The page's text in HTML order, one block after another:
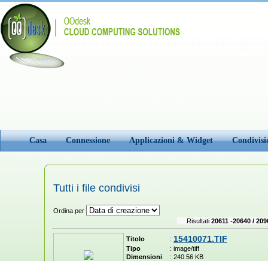
Casa Connessione Applicazioni & Widget
Tutti i file condivisi
Ordina per
Risultati 20611 -20640 /
Titolo : 15410071.TIF
Tipo : image/tiff
Dimensioni
: 240.56 KB